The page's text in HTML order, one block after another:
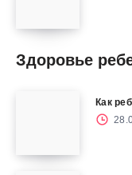
Здоровье
Как